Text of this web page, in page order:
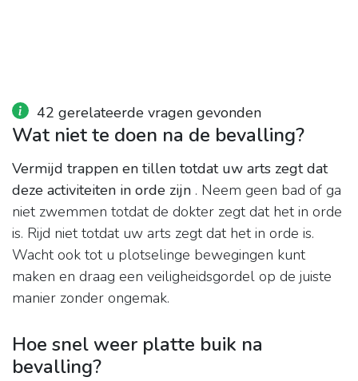
42 gerelateerde vragen gevonden
Wat niet te doen na de bevalling?
Vermijd trappen en tillen totdat uw arts zegt dat
deze activiteiten in orde zijn . Neem geen bad of ga
niet zwemmen totdat de dokter zegt dat het in orde
is. Rijd niet totdat uw arts zegt dat het in orde is.
Wacht ook tot u plotselinge bewegingen kunt
maken en draag een veiligheidsgordel op de juiste
manier zonder ongemak.
Hoe snel weer platte buik na
bevalling?